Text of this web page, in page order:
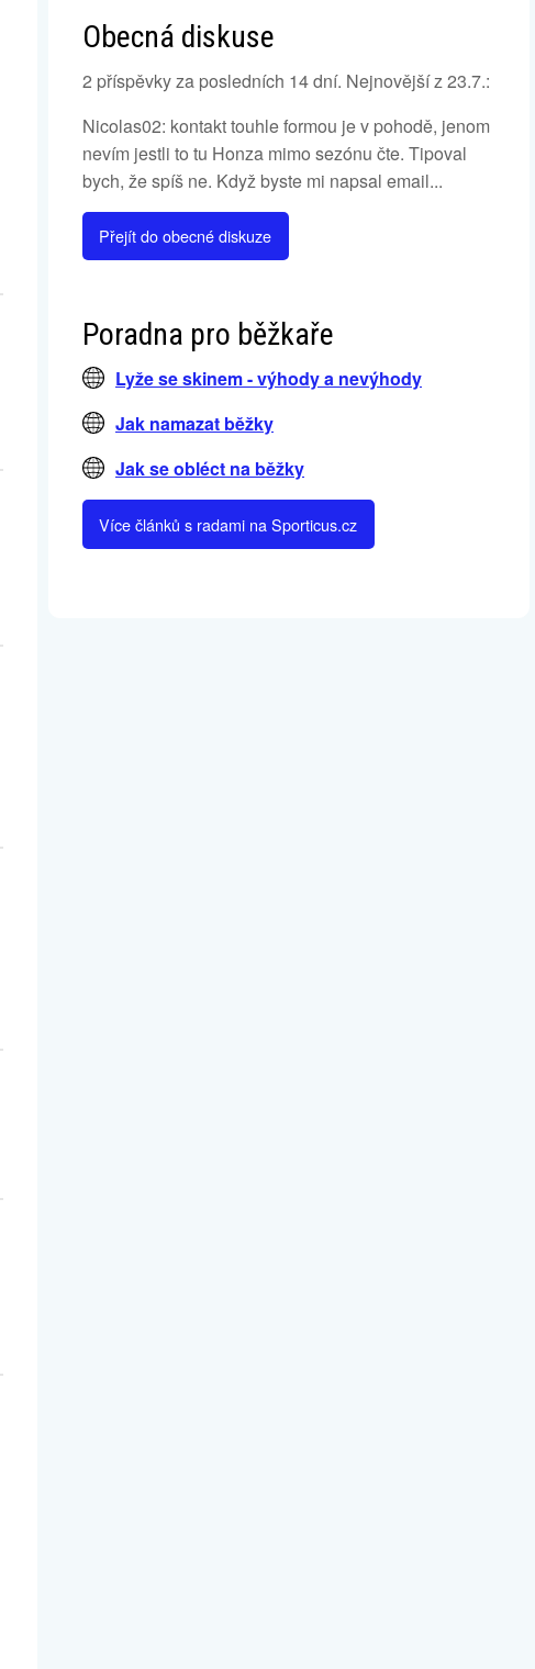
Obecná diskuse
2 příspěvky za posledních 14 dní. Nejnovější z 23.7.:
Nicolas02: kontakt touhle formou je v pohodě, jenom
nevím jestli to tu Honza mimo sezónu čte. Tipoval
bych, že spíš ne. Když byste mi napsal email...
Přejít do obecné diskuze
Poradna pro běžkaře
Lyže se skinem - výhody a nevýhody
Jak namazat běžky
Jak se obléct na běžky
Více článků s radami na Sporticus.cz